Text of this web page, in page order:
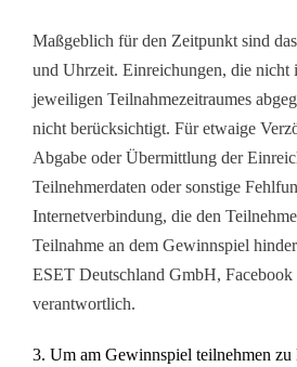
Maßgeblich für den Zeitpunkt sind
und Uhrzeit. Einreichungen, die nicht
jeweiligen Teilnahmezeitraumes
nicht berücksichtigt. Für etwaige
Abgabe oder Übermittlung der
Teilnehmerdaten oder sonstige
Internetverbindung, die den
Teilnahme an dem Gewinnspiel
ESET Deutschland GmbH,
verantwortlich.
3. Um am Gewinnspiel teilnehmen zu